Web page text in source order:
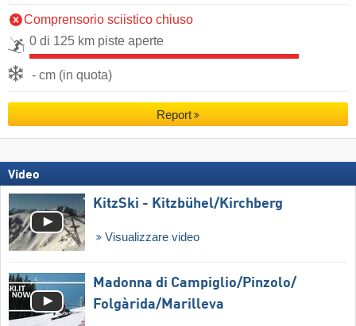
Comprensorio sciistico chiuso
0 di 125 km piste aperte
- cm (in quota)
Report
Video
KitzSki - Kitzbühel/​Kirchberg
Visualizzare video
Madonna di Campiglio/​Pinzolo/​
Folgàrida/​Marilleva